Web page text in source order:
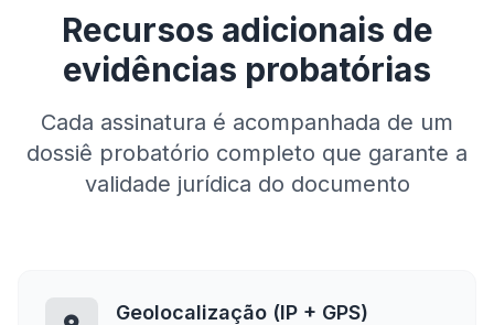
Recursos adicionais de
evidências probatórias
Cada assinatura é acompanhada de um
dossiê probatório completo que garante a
validade jurídica do documento
Geolocalização (IP + GPS)